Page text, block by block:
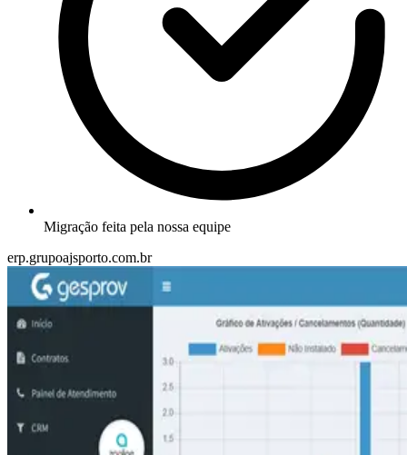
Migração feita pela nossa equipe
erp.grupoajsporto.com.br